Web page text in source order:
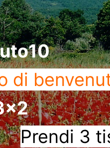
di
Prendi 3